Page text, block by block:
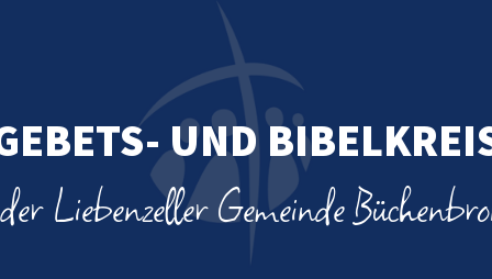
UND
Liebenzeller Gemeinde